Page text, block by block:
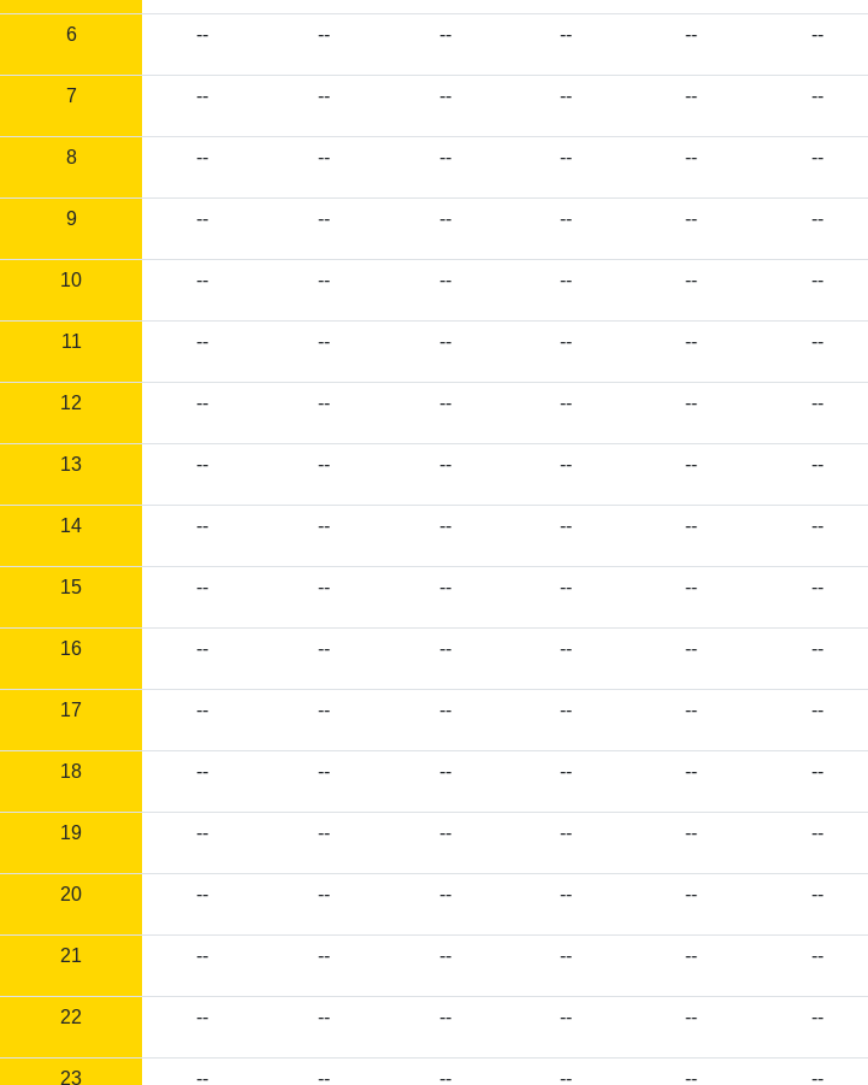
6 -- -- -- -- -- --
7 -- -- -- -- -- --
8 -- -- -- -- -- --
9 -- -- -- -- -- --
10 -- -- -- -- -- --
11 -- -- -- -- -- --
12 -- -- -- -- -- --
13 -- -- -- -- -- --
14 -- -- -- -- -- --
15 -- -- -- -- -- --
16 -- -- -- -- -- --
17 -- -- -- -- -- --
18 -- -- -- -- -- --
19 -- -- -- -- -- --
20 -- -- -- -- -- --
21 -- -- -- -- -- --
22 -- -- -- -- -- --
23 -- -- -- -- -- --